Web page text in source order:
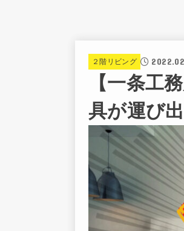
２階リビング
【一条工
具が運び